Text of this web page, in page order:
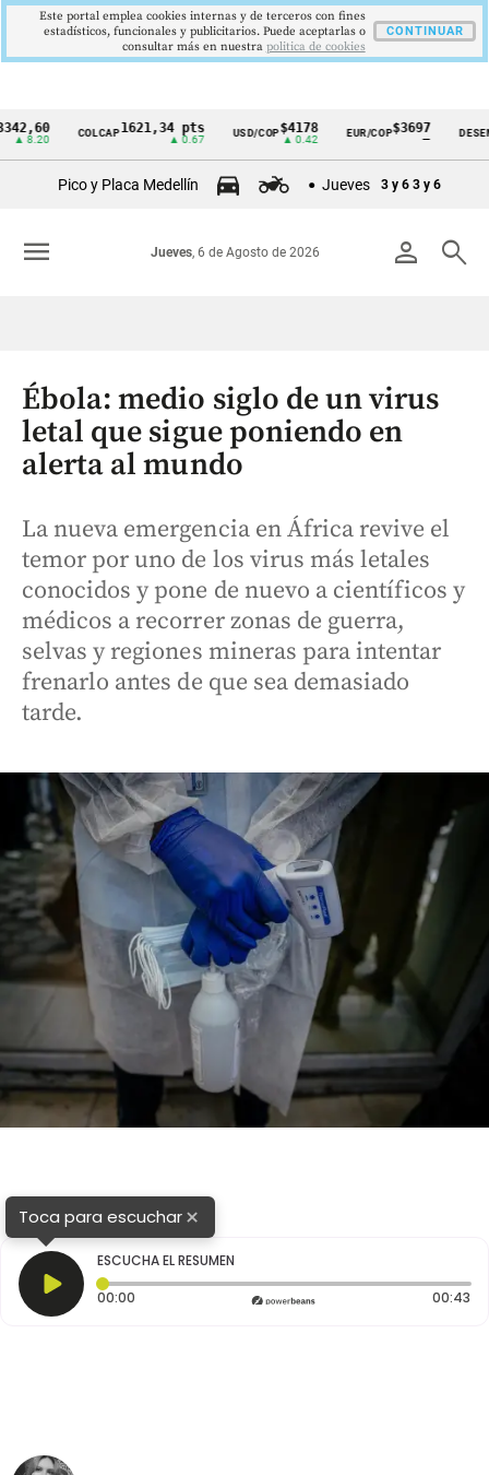
Cintillo
Colombia
COLCAP1621,34 pts USD/COP$4178
▲ 0.42
EUR/COP$3697
—
DESEMPLEO
Pico y Placa Medellín Jueves 3 y 6 3 y 6
person search
Jueves, 6 de Agosto de 2026
menu
Ébola: medio siglo de un virus
letal que sigue poniendo en
alerta al mundo
La nueva emergencia en África revive el
temor por uno de los virus más letales
conocidos y pone de nuevo a científicos y
médicos a recorrer zonas de guerra,
selvas y regiones mineras para intentar
frenarlo antes de que sea demasiado
tarde.
Toca para escuchar×
ESCUCHA EL RESUMEN
00:00 Tiempo transcurrido: 0 segundos 00:43
Este portal emplea cookies internas y de terceros con fines
estadísticos, funcionales y publicitarios. Puede aceptarlas o
consultar más en nuestra politica de cookies
CONTINUAR